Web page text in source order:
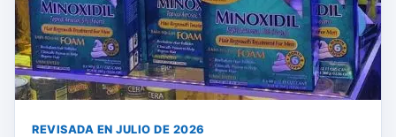
REVISADA EN JULIO DE 2026